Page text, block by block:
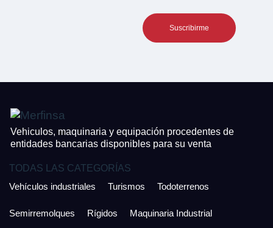
Vehiculos, maquinaria y equipación procedentes de
entidades bancarias disponibles para su venta
TODAS LAS CATEGORÍAS
Vehículos industriales
Turismos Todoterrenos
Semirremolques Rígidos Maquinaria Industrial